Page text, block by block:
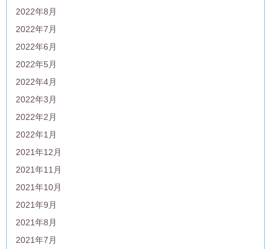
2022年8月
2022年7月
2022年6月
2022年5月
2022年4月
2022年3月
2022年2月
2022年1月
2021年12月
2021年11月
2021年10月
2021年9月
2021年8月
2021年7月